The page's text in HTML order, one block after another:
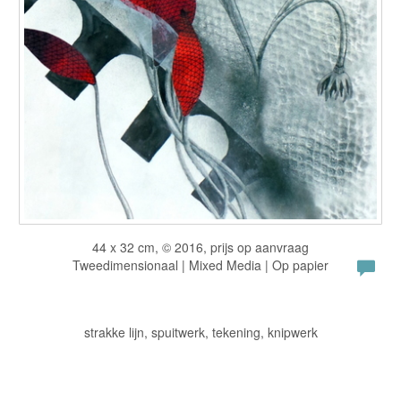
44 x 32 cm, © 2016, prijs op aanvraag
Tweedimensionaal | Mixed Media | Op papier
strakke lijn, spuitwerk, tekening, knipwerk